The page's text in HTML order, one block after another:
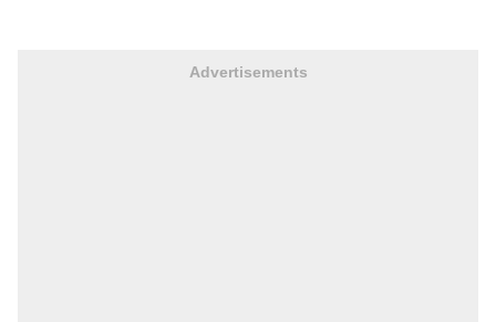
Advertisements